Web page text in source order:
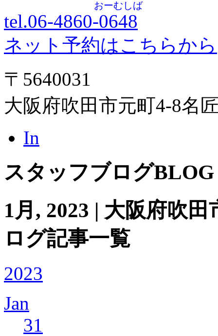
tel.06-4860-0648
おーむしば
ネット予約はこちらから
〒5640031
大阪府吹田市元町4-8名
In
スタッフブログBLOG
1月, 2023 | 大阪府吹
ログ記事一覧
2023
Jan
31